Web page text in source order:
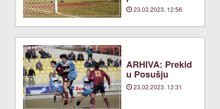
23.03.2023. 12:56
ARHIVA: Prekid
u Posušju
23.02.2023. 12:31